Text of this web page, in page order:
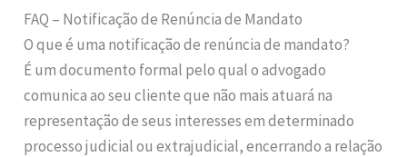
FAQ – Notificação de Renúncia de Mandato
O que é uma notificação de renúncia de mandato?
É um documento formal pelo qual o advogado
comunica ao seu cliente que não mais atuará na
representação de seus interesses em determinado
processo judicial ou extrajudicial, encerrando a relação